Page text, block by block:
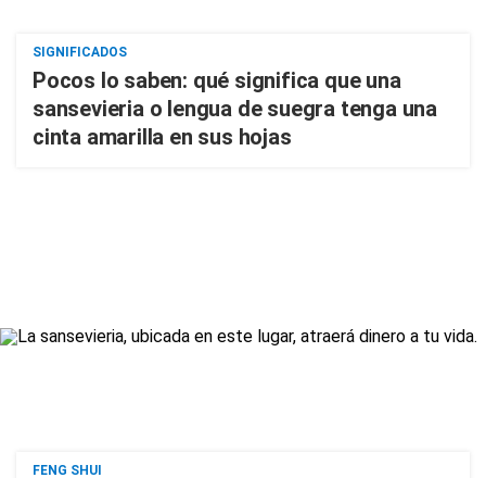
SIGNIFICADOS
Pocos lo saben: qué significa que una
sansevieria o lengua de suegra tenga una
cinta amarilla en sus hojas
FENG SHUI